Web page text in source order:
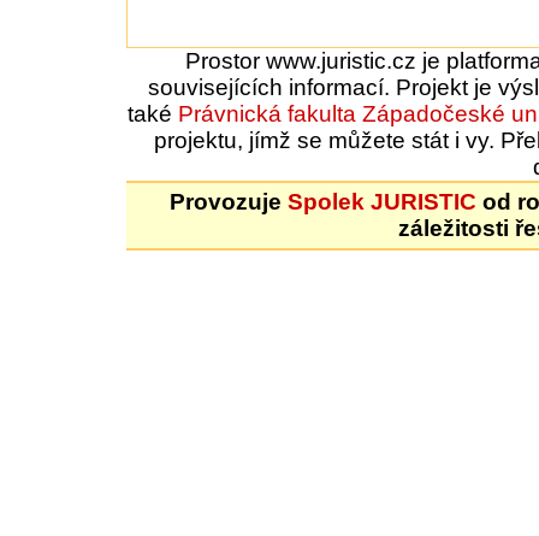
Prostor www.juristic.cz je
souvisejících informací. Projekt je
také Právnická fakulta Západočeské
projektu, jímž se můžete stát i vy.
Provozuje Spolek JURISTIC od
záležitosti